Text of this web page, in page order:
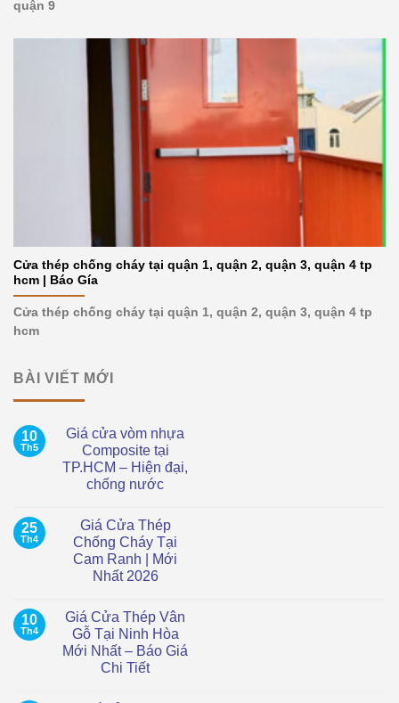
BÀI VIẾT MỚI
10
Th5
Giá cửa vòm nhựa
Composite tại
TP.HCM – Hiện đại,
chống nước
bình
luận
ở
Giá
cửa
vòm
TP.HCM
–
Hiện
đại,
chống
25
Th4
Giá Cửa Thép
Chống Cháy Tại
Cam Ranh | Mới
Nhất 2026
bình
luận
ở
Giá
Cửa
Thép
10
Th4
Giá Cửa Thép Vân
Gỗ Tại Ninh Hòa
Mới Nhất – Báo Giá
Chi Tiết
quận 9
Cửa thép chống cháy tại quận 1, quận 2, quận 3, quận 4 tp
hcm | Báo Gía
Cửa thép chống cháy tại quận 1, quận 2, quận 3, quận 4 tp
hcm